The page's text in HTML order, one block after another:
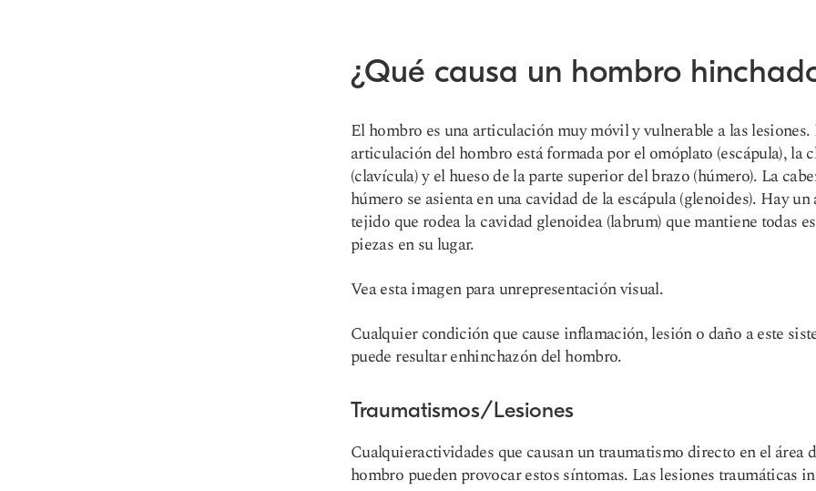
¿Qué causa un hombro
El hombro es una articulación muy móvil y vulnerable a las lesiones.
articulación del hombro está formada por el omóplato (escápula), la
(clavícula) y el hueso de la parte superior del brazo (húmero). La
húmero se asienta en una cavidad de la escápula (glenoides). Hay
tejido que rodea la cavidad glenoidea (labrum) que mantiene todas
piezas en su lugar.
Vea esta imagen para unrepresentación visual.
Cualquier condición que cause inflamación, lesión o daño a este
puede resultar enhinchazón del hombro.
Traumatismos/Lesiones
Cualquieractividadesque causan un traumatismo directo en el área
hombro pueden provocar estos síntomas. Las lesiones traumáticas